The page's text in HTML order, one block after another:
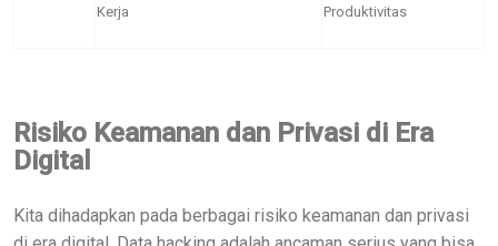
Kerja
Produktivitas
Risiko Keamanan dan Privasi di Era
Digital
Kita dihadapkan pada berbagai risiko keamanan dan privasi